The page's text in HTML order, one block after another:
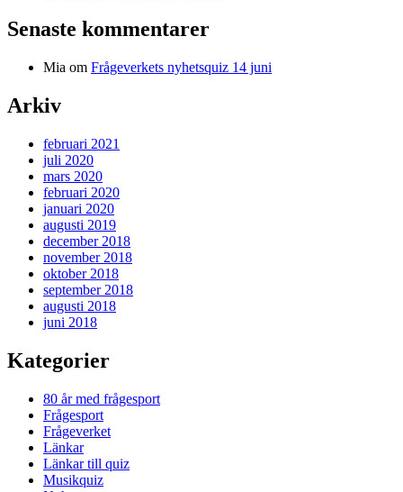
Senaste kommentarer
Mia om Frågeverkets nyhetsquiz 14 juni
Arkiv
februari 2021
juli 2020
mars 2020
februari 2020
januari 2020
augusti 2019
december 2018
november 2018
oktober 2018
september 2018
augusti 2018
juni 2018
Kategorier
80 år med frågesport
Frågesport
Frågeverket
Länkar
Länkar till quiz
Musikquiz